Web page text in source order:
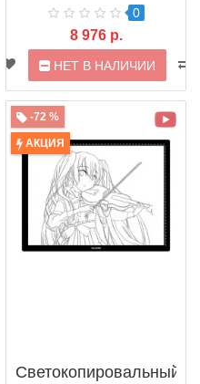
0
8 976 р.
НЕТ В НАЛИЧИИ
-72 %
АКЦИЯ
Светокопировальный